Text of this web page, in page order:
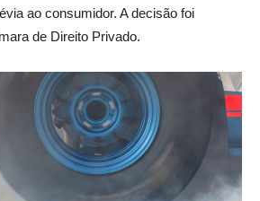
ao consumidor. A decisão foi
de Direito Privado.